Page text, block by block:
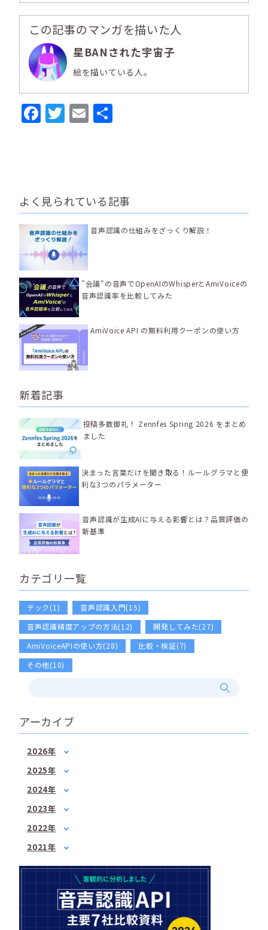
この記事のマンガを描いた人
星BANされた宇宙子
絵を描いている人。
Facebook
Twitter
Email
よく見られている記事
音声認識の仕組みをざっくり解説！
"会議"の音声でOpenAIのWhisperとAmiVoiceの
音声認識率を比較してみた
AmiVoice API の無料利用クーポンの使い方
新着記事
投稿多数御礼！ Zennfes Spring 2026 をまとめ
ました
決まった言葉だけを聞き取る！ルールグラマと便
利な3つのパラメーター
音声認識が生成AIに与える影響とは？品質評価の
新基準
カテゴリ一覧
テック(1)
音声認識入門(15)
音声認識精度アップの方法(12)
開発してみた(27)
AmiVoiceAPIの使い方(28)
比較・検証(7)
その他(10)
アーカイブ
2026年
2月(1)
3月(1)
4月(1)
6月(2)
7月(3)
2025年
3月(2)
5月(1)
7月(2)
9月(1)
10月(1)
12月
(2)
2024年
2月(1)
3月(1)
4月(3)
(2)
12月 (1)
2023年
2月(1)
3月(2)
4月(2)
7月
2022年
2月(3)
3月(2)
4月
2021年
(2)